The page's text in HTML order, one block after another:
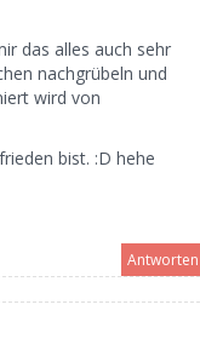
das alles auch sehr
nachgrübeln und
wird von
bist. :D hehe
Antworten